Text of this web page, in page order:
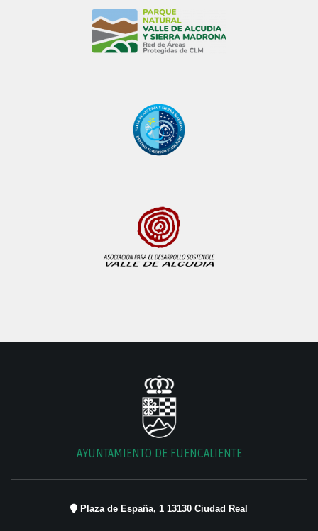
AYUNTAMIENTO DE FUENCALIENTE
Plaza de España, 1 13130 Ciudad Real